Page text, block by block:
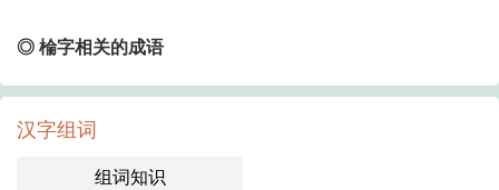
◎ 棆字相关的成语
汉字组词
组词知识